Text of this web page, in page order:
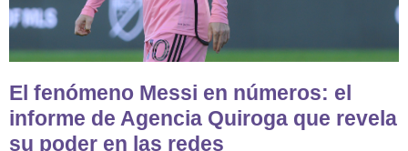
El fenómeno Messi en números: el
informe de Agencia Quiroga que revela
su poder en las redes